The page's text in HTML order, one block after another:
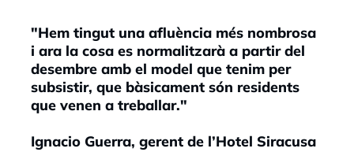
"Hem tingut una afluència més nombrosa
i ara la cosa es normalitzarà a partir del
desembre amb el model que tenim per
subsistir, que bàsicament són residents
que venen a treballar."
Ignacio Guerra, gerent de l’Hotel Siracusa